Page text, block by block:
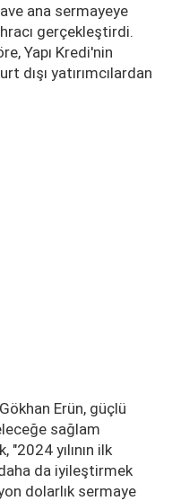
ana sermayeye
gerçekleştirdi.
Yapı Kredi'nin
dışı yatırımcılardan
Erün, güçlü
sağlam
yılının ilk
daha da iyileştirmek
dolarlık sermaye